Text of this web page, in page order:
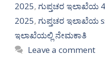
2025, ಗುಪ್ತಚರ ಇಲಾಖೆಯ
2025, ಗುಪ್ತಚರ ಇಲಾಖೆಯ
ಇಲಾಖೆಯಲ್ಲಿ ನೇಮಕಾತಿ
Leave a comment